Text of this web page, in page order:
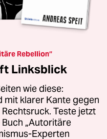
Rebellion“
Linksblick
wie diese:
mit klarer Kante gegen
Teste jetzt
„Autoritäre
Experten